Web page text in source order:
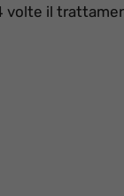
volte il